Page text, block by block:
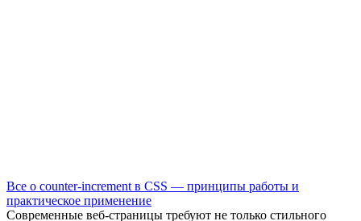
Все о counter-increment в CSS — принципы работы и
практическое применение
Современные веб-страницы требуют не только стильного